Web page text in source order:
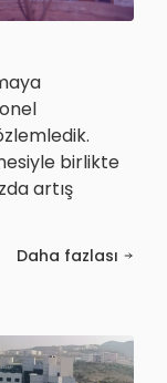
birlikte
artış
Daha fazlası